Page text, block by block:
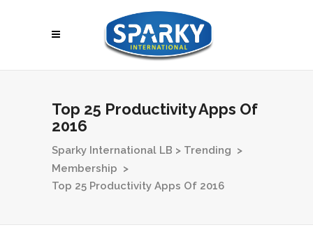
Top 25 Productivity Apps Of
2016
Sparky International LB > Trending >
Membership >
Top 25 Productivity Apps Of 2016